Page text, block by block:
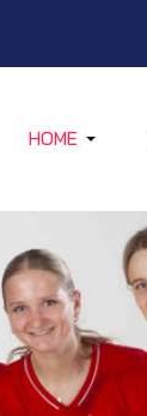
HOME